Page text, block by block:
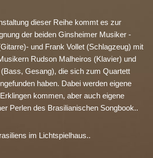
dieser Reihe kommt es zur
der beiden Ginsheimer Musiker -
und Frank Vollet (Schlagzeug) mit
Rudson Malheiros (Klavier) und
Gesang), die sich zum Quartett
haben. Dabei werden eigene
kommen, aber auch eigene
Perlen des Brasilianischen Songbook..
im Lichtspielhaus..